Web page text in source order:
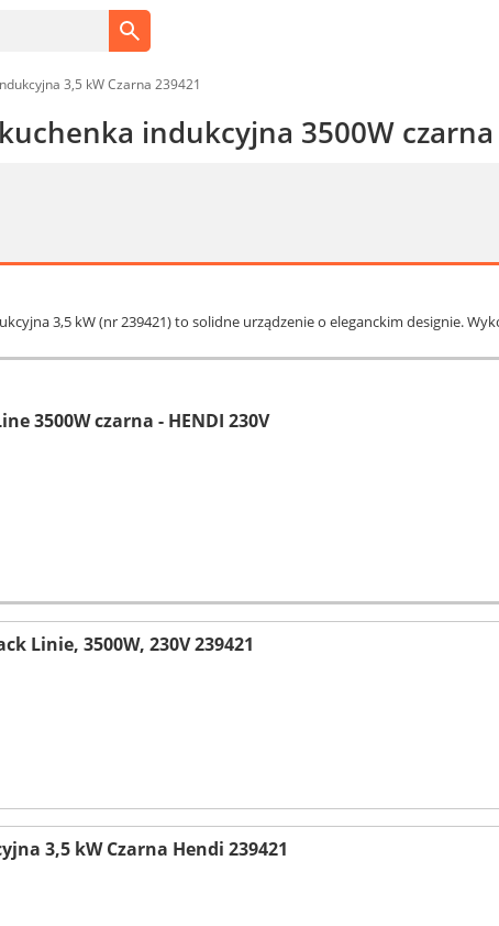
3,5 kW Czarna 239421
indukcyjna 3500W czarna
3,5 kW (nr 239421) to solidne urządzenie o eleganckim designie.
3500W czarna - HENDI 230V
Linie, 3500W, 230V 239421
3,5 kW Czarna Hendi 239421